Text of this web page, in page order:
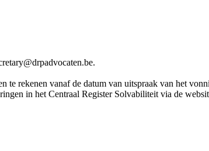
rekenen vanaf de datum van uitspraak van het
in het Centraal Register Solvabiliteit via de